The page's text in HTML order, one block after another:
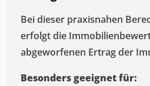
Bei dieser praxisnahen
erfolgt die
abgeworfenen Ertrag der
Besonders geeignet für: